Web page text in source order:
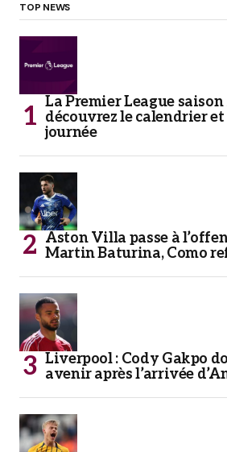
TOP NEWS
La Premier League saison
découvrez le calendrier
journée
Aston Villa passe à
Martin Baturina, Como
Liverpool : Cody Gakpo
avenir après l’arrivée